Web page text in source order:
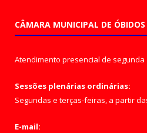
CÂMARA MUNICIPAL DE ÓBIDOS
Atendimento presencial de segunda
Sessões plenárias ordinárias:
Segundas e terças-feiras, a partir
E-mail: